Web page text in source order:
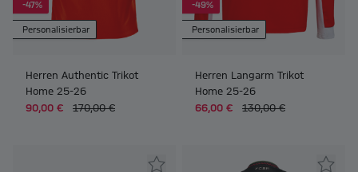
-47%
Personalisierbar
Herren Authentic Trikot
Home 25-26
90,00 €
170,00 €
-49%
Personalisierbar
Herren Langarm Trikot
Home 25-26
66,00 €
130,00 €